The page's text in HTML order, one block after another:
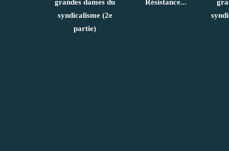
grandes dames du
syndicalisme (2e
partie)
Résistance...